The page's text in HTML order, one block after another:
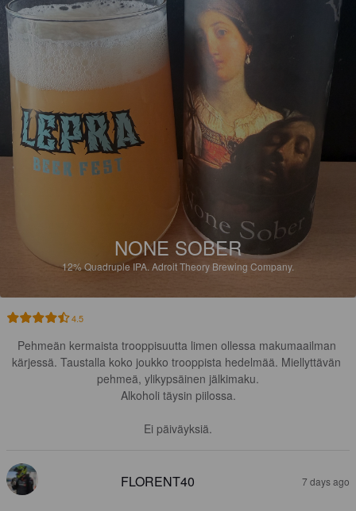
NONE SOBER
12% Quadruple IPA. Adroit Theory Brewing Company.
4.5
Pehmeän kermaista trooppisuutta limen ollessa makumaailman
kärjessä. Taustalla koko joukko trooppista hedelmää. Miellyttävän
pehmeä, ylikypsäinen jälkimaku.
Alkoholi täysin piilossa.
Ei päiväyksiä.
FLORENT40 7 days ago